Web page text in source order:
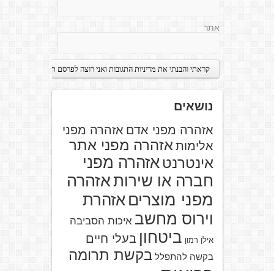
אתר
נושאים
אזהרה מפני אדם אזהרה מפני
אלימות אזהרה מפני אתר
אינטרנט אזהרה מפני
חברה או שירותאזהרה
מפני מוצרים אזהרת
וירוס מחשב איכות הסביבה
אילן רמון ביטחון בעלי חיים
בקשה להתפלל בקשת תרומה